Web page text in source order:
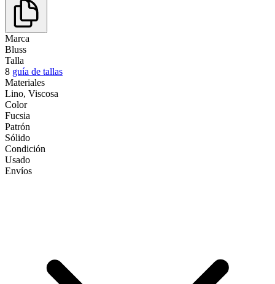
Marca
Bluss
Talla
8 guía de tallas
Materiales
Lino, Viscosa
Color
Fucsia
Patrón
Sólido
Condición
Usado
Envíos